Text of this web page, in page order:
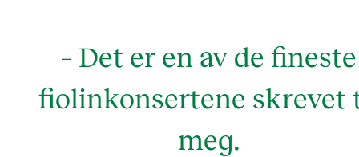
Studentutvalet SUT
Organisasjon
Hvem gjør hva i administrasjonen?
– Det er en av de fineste
fiolinkonsertene skrevet
meg.